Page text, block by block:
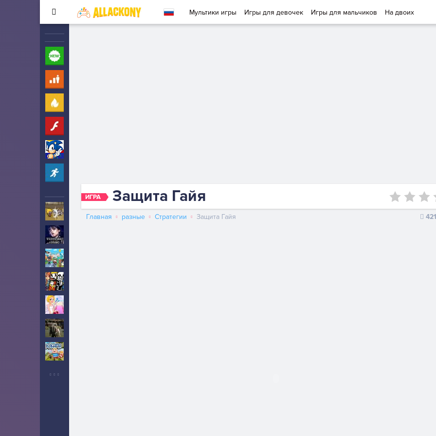
Мультики игры Игры для девочек Игры для мальчиков На двоих
Ударный отряд котят 5
ИГРА Защита Гайя
Главная разные Стратегии Защита Гайя 421